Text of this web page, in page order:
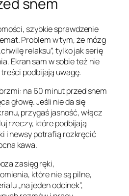
szybkie sprawdzenie
Problem w tym, że mózg
relaksu”, tylko jak serię
Ekran sam w sobie też nie
podbijają uwagę.
na 60 minut przed snem
głowę. Jeśli nie da się
przygaś jasność, włącz
rzeczy, które podbijają
i newsy potrafią rozkręcić
kawa.
zasięg ręki,
które nie są pilne,
„na jeden odcinek”,